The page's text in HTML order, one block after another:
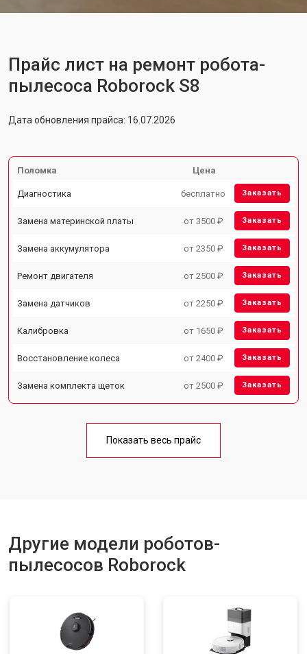
Прайс лист на ремонт робота-
пылесоса Roborock S8
Дата обновления прайса: 16.07.2026
Поломка Цена
Диагностика бесплатно Заказать
Замена материнской платы от 3500 ₽ Заказать
Замена аккумулятора от 2350 ₽ Заказать
Ремонт двигателя от 2500 ₽ Заказать
Замена датчиков от 2250 ₽ Заказать
Калибровка от 1650 ₽ Заказать
Восстановление колеса от 2400 ₽ Заказать
Замена комплекта щеток от 2500 ₽ Заказать
Показать весь прайс
Другие модели роботов-
пылесосов Roborock